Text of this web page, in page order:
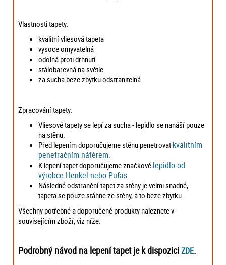
Vlastnosti tapety:
kvalitní vliesová tapeta
vysoce omyvatelná
odolná proti drhnutí
stálobarevná na světle
za sucha beze zbytku odstranitelná
Zpracování tapety:
Vliesové tapety se lepí za sucha - lepidlo se nanáší pouze
na stěnu.
Před lepením doporučujeme stěnu penetrovat kvalitním
penetračním nátěrem
K lepení tapet doporučujeme značkové lepidlo od
výrobce Henkel nebo Pufas
Následné odstranění tapet za stěny je velmi snadné,
tapeta se pouze stáhne ze stěny, a to beze zbytku.
Všechny potřebné a doporučené produkty naleznete v
souvisejícím zboží, viz níže.
Podrobný návod na lepení tapet je k dispoziciZDE.